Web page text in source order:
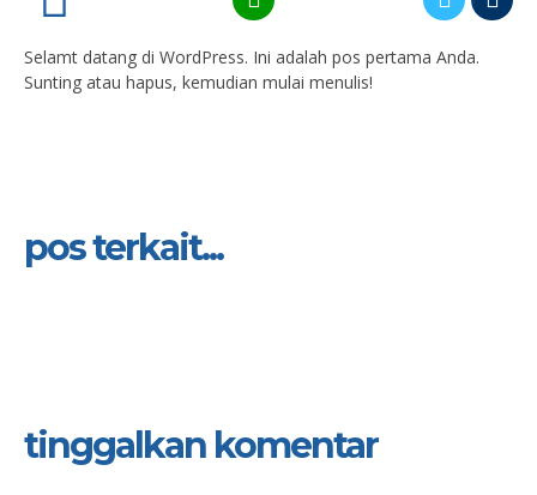
Selamt datang di WordPress. Ini adalah pos pertama Anda.
Sunting atau hapus, kemudian mulai menulis!
pos terkait...
tinggalkan komentar